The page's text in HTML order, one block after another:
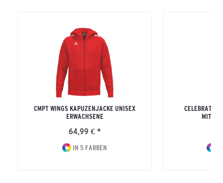
CMPT WINGS KAPUZENJACKE UNISEX
ERWACHSENE
64,99 € *
IN 5 FARBEN
CELEBRATE
MIT